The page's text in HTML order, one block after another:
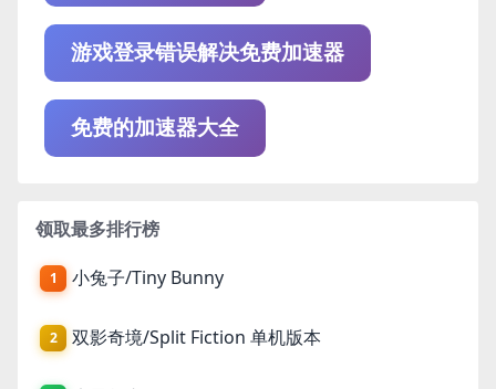
游戏登录错误解决免费加速器
免费的加速器大全
领取最多排行榜
1 小兔子/Tiny Bunny
2 双影奇境/Split Fiction 单机版本